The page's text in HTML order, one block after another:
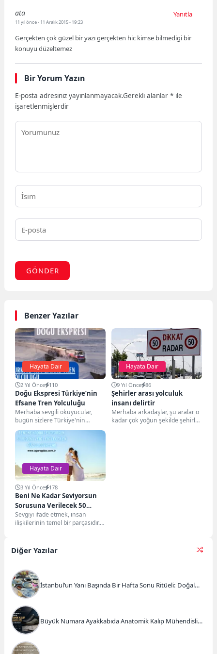
ata
11 yıl önce- 11 Aralık 2015 - 19:23
Gerçekten çok güzel bir yazı gerçekten hic kimse bilmedigi bir
konuyu düzeltemez
Yanıtla
Bir Yorum Yazın
E-posta adresiniz yayınlanmayacak.Gerekli alanlar* ile
işaretlenmişlerdir
GÖNDER
Benzer Yazılar
Hayata Dair
2 Yıl Önce 110
Doğu Ekspresi Türkiye’nin
Efsane Tren Yolculuğu
Merhaba sevgili okuyucular,
bugün sizlere Türkiye'nin
efsane tren yolculuğu olan
Doğu Ekspresi hakkında bilgi
vereceğim....
Hayata Dair
9 Yıl Önce 86
Şehirler arası yolculuk
insanı delirtir
Merhaba arkadaşlar, şu aralar o
kadar çok yoğun şekilde şehirler
Hayata Dair
3 Yıl Önce 178
Beni Ne Kadar Seviyorsun
Sorusuna Verilecek 50
Cevap
Sevgiyi ifade etmek, insan
ilişkilerinin temel bir parçasıdır.
Diğer Yazılar
İstanbul’un Yanı Başında Bir Hafta Sonu Ritüeli: Doğal
Büyük Numara Ayakkabıda Anatomik Kalıp Mühendisliği